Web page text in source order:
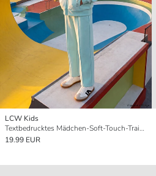
LCW Kids
Textbedrucktes Mädchen-Soft-Touch-Trainingsanzug-Set
19.99 EUR